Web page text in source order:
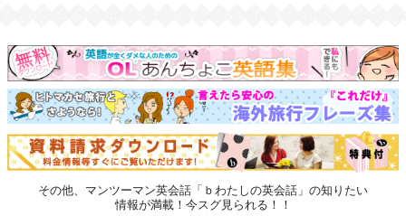
その他、マンツーマン英会話「ｂわたしの英会話」の知りたい
情報が満載！今スグ見られる！！